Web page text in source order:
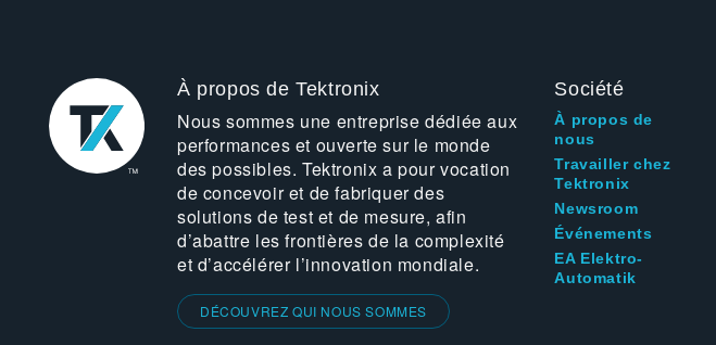
À propos de Tektronix
Nous sommes une entreprise dédiée aux
performances et ouverte sur le monde
des possibles. Tektronix a pour vocation
de concevoir et de fabriquer des
solutions de test et de mesure, afin
d’abattre les frontières de la complexité
et d’accélérer l’innovation mondiale.
DÉCOUVREZ QUI NOUS SOMMES
Société
À propos de
nous
Travailler chez
Tektronix
Newsroom
Événements
EA Elektro-
Automatik